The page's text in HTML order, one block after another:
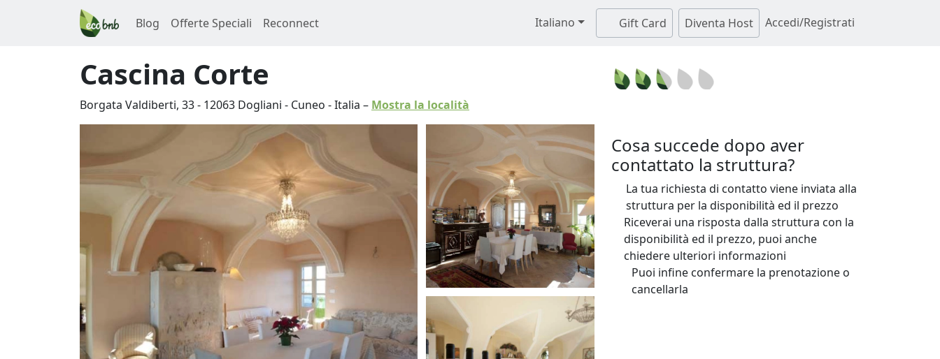
Blog Offerte Speciali Reconnect Italiano Gift Card Diventa Host Accedi/Registrati
Cascina Corte
Borgata Valdiberti, 33- 12063 Dogliani - Cuneo -Italia – Mostra la località
Cosa succede dopo aver
contattato la struttura?
La tua richiesta di contatto viene inviata alla
struttura per la disponibilità ed il prezzo
Riceverai una risposta dalla struttura con la
disponibilità ed il prezzo, puoi anche
chiedere ulteriori informazioni
Puoi infine confermare la prenotazione o
cancellarla